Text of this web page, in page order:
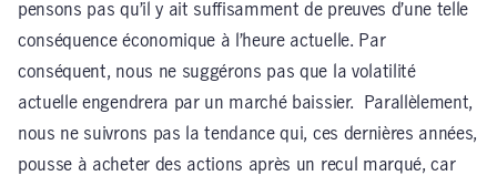
pensons pas qu’il y ait suffisamment de preuves d’une telle
conséquence économique à l’heure actuelle. Par
conséquent, nous ne suggérons pas que la volatilité
actuelle engendrera par un marché baissier. Parallèlement,
nous ne suivrons pas la tendance qui, ces dernières années,
pousse à acheter des actions après un recul marqué, car